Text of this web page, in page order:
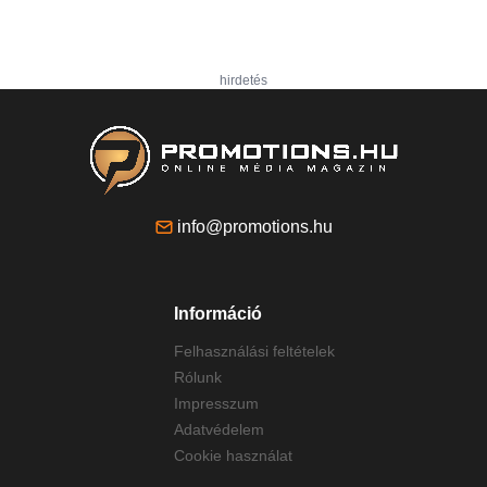
hirdetés
info@promotions.hu
Információ
Felhasználási feltételek
Rólunk
Impresszum
Adatvédelem
Cookie használat